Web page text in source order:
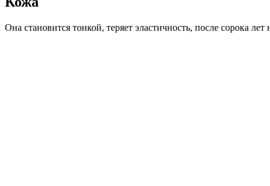
Она становится тонкой, теряет эластичность, после сорока